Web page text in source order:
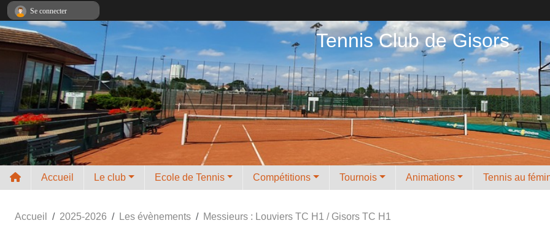
Tennis Club de Gisors
Accueil Le club Ecole de Tennis Compétitions Tournois Animations Tennis au
Accueil 2025-2026 Les évènements Messieurs : Louviers TC H1 / Gisors TC H1
Se connecter
Panneau de gestion des cookies